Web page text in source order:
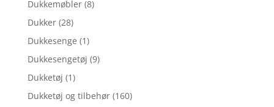
Dukkemøbler (8)
Dukker (28)
Dukkesenge (1)
Dukkesengetøj (9)
Dukketøj (1)
Dukketøj og tilbehør (160)